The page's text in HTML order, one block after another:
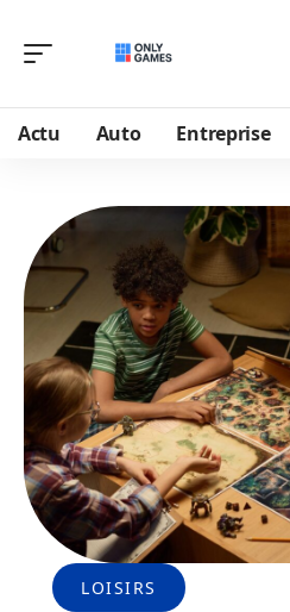
Actu Auto Entreprise
LOISIRS